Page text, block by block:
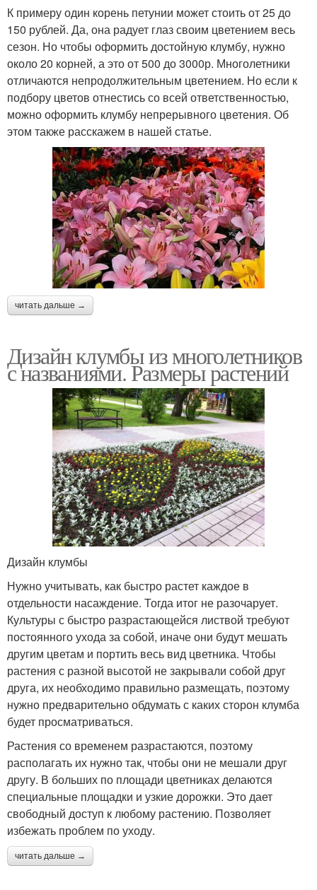
К примеру один корень петунии может стоить от 25 до
150 рублей. Да, она радует глаз своим цветением весь
сезон. Но чтобы оформить достойную клумбу, нужно
около 20 корней, а это от 500 до 3000р. Многолетники
отличаются непродолжительным цветением. Но если к
подбору цветов отнестись со всей ответственностью,
можно оформить клумбу непрерывного цветения. Об
этом также расскажем в нашей статье.
читать дальше →
Дизайн клумбы из многолетников
с названиями. Размеры растений
Дизайн клумбы
Нужно учитывать, как быстро растет каждое в
отдельности насаждение. Тогда итог не разочарует.
Культуры с быстро разрастающейся листвой требуют
постоянного ухода за собой, иначе они будут мешать
другим цветам и портить весь вид цветника. Чтобы
растения с разной высотой не закрывали собой друг
друга, их необходимо правильно размещать, поэтому
нужно предварительно обдумать с каких сторон клумба
будет просматриваться.
Растения со временем разрастаются, поэтому
располагать их нужно так, чтобы они не мешали друг
другу. В больших по площади цветниках делаются
специальные площадки и узкие дорожки. Это дает
свободный доступ к любому растению. Позволяет
избежать проблем по уходу.
читать дальше →